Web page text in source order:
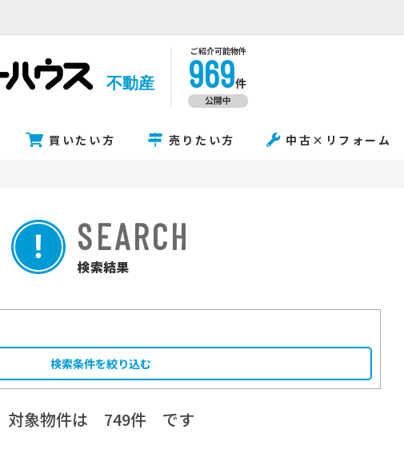
不動産
ご紹介可能物件
969件
公開中
買いたい方 売りたい方 中古×リフォーム
SEARCH
検索結果
検索条件を絞り込む
対象物件は 749件 です